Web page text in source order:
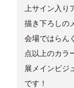
上サイン入
描き下ろしの
会場ではらん
点以上のカラ
展メインビジ
です！